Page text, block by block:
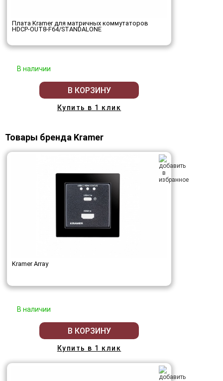
Плата Kramer для матричных коммутаторов
HDCP-OUT8-F64/STANDALONE
В наличии
В КОРЗИНУ
Купить в 1 клик
Товары бренда Kramer
Kramer Array
В наличии
В КОРЗИНУ
Купить в 1 клик